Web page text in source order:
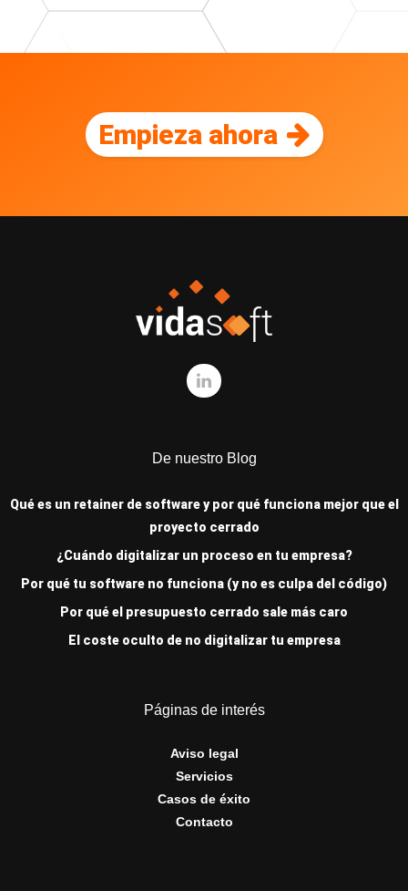
Empieza ahora
De nuestro Blog
Qué es un retainer de software y por qué funciona mejor que el
proyecto cerrado
¿Cuándo digitalizar un proceso en tu empresa?
Por qué tu software no funciona (y no es culpa del código)
Por qué el presupuesto cerrado sale más caro
El coste oculto de no digitalizar tu empresa
Páginas de interés
Aviso legal
Servicios
Casos de éxito
Contacto